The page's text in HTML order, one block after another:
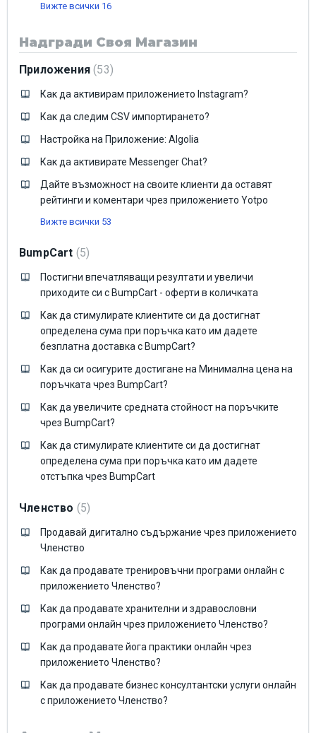
Вижте всички 16
Надгради Своя Магазин
Приложения 53
Как да активирам приложението Instagram?
Как да следим CSV импортирането?
Настройка на Приложение: Algolia
Как да активирате Messenger Chat?
Дайте възможност на своите клиенти да оставят
рейтинги и коментари чрез приложението Yotpo
Вижте всички 53
BumpCart 5
Постигни впечатляващи резултати и увеличи
приходите си с BumpCart - oферти в количката
Как да стимулирате клиентите си да достигнат
определена сума при поръчка като им дадете
безплатна доставка с BumpCart?
Как да си осигурите достигане на Минимална цена на
поръчката чрез BumpCart?
Как да увеличите средната стойност на поръчките
чрез BumpCart?
Как да стимулирате клиентите си да достигнат
определена сума при поръчка като им дадете
отстъпка чрез BumpCart
Членство 5
Продавай дигитално съдържание чрез приложението
Членство
Как да продавате тренировъчни програми онлайн с
приложението Членство?
Как да продавате хранителни и здравословни
програми онлайн чрез приложението Членство?
Как да продавате йога практики онлайн чрез
приложението Членство?
Как да продавате бизнес консултантски услуги онлайн
с приложението Членство?